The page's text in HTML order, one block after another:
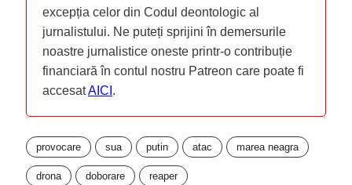
excepția celor din Codul deontologic al
jurnalistului. Ne puteți sprijini în demersurile
noastre jurnalistice oneste printr-o contribuție
financiară în contul nostru Patreon care poate fi
accesatAICI .
provocare sua putin atac marea neagra
drona doborare reaper